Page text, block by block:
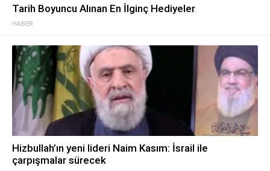
HABER
Tarih Boyuncu Alınan En İlginç Hediyeler
Hizbullah’ın yeni lideri Naim Kasım: İsrail ile
çarpışmalar sürecek